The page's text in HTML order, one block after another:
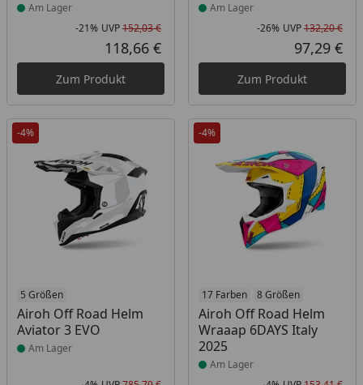
Am Lager
Rabatt in Prozent
-21%
Ursprünglicher Preis
UVP152,03 €
Aktueller Preis
118,66 €
Zum Produkt
Am Lager
-26% UVP132,20 €
97,29 €
Zum Produkt
-4%
5 Größen
Airoh Off Road Helm
Aviator 3 EVO
Produkt am Lager
Am Lager
-4%
17 Farben 8 Größen
Airoh Off Road Helm
Wraaap 6DAYS Italy
2025
Produkt am Lager
Am Lager